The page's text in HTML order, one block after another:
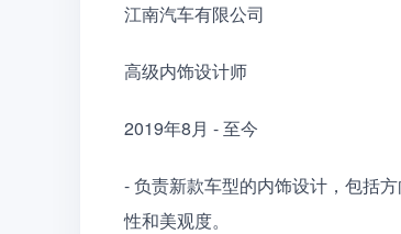
江南汽车有限公司
高级内饰设计师
2019年8月 - 至今
- 负责新款车型的内饰设计，包括
性和美观度。